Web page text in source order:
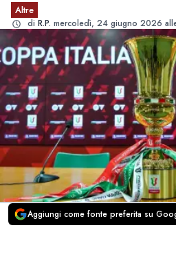
Altre
di R.P. mercoledì, 24 giugno 2026
Aggiungi come fonte preferita su